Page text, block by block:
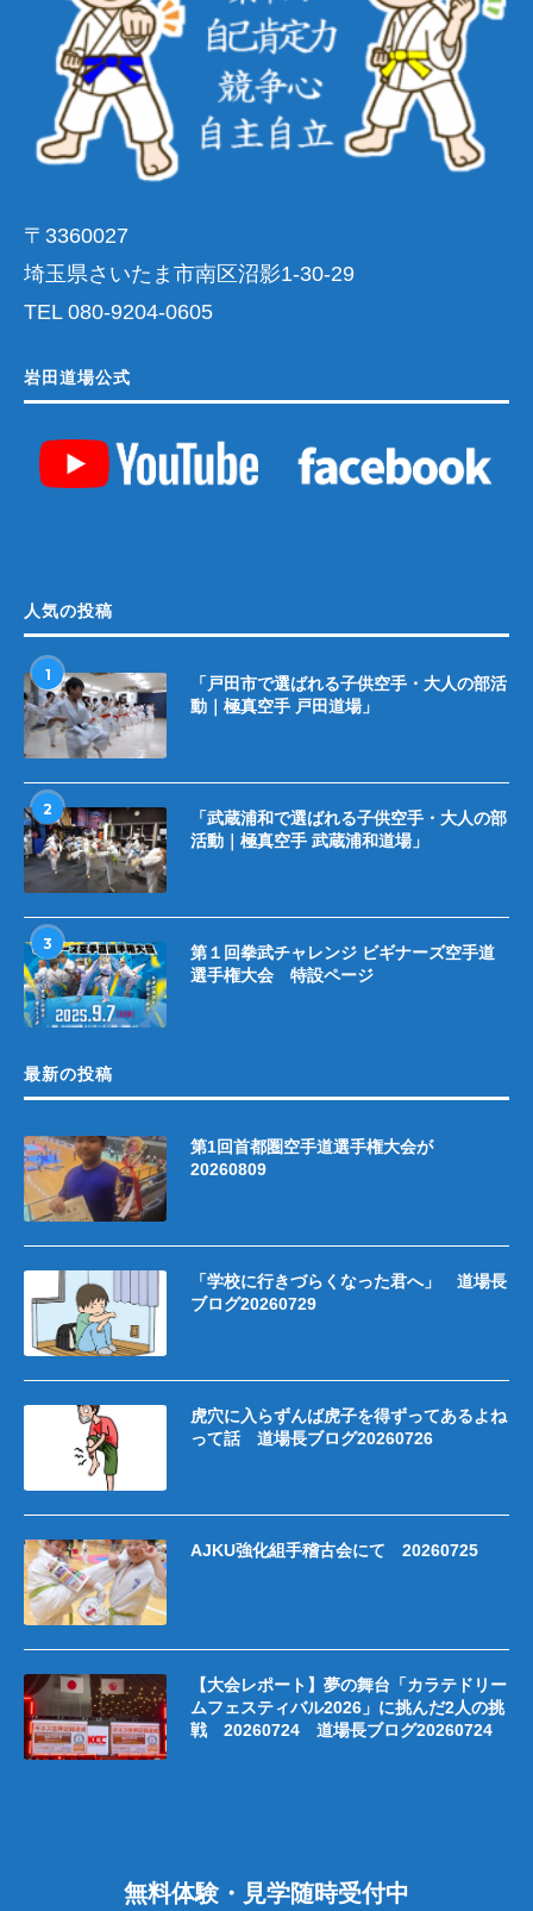
〒3360027
埼玉県さいたま市南区沼影1-30-29
TEL 080-9204-0605
岩田道場公式
人気の投稿
1
「戸田市で選ばれる子供空手・大人の部活
動｜極真空手 戸田道場」
2
「武蔵浦和で選ばれる子供空手・大人の部
活動｜極真空手 武蔵浦和道場」
3
第１回拳武チャレンジ ビギナーズ空手道
選手権大会 特設ページ
最新の投稿
第1回首都圏空手道選手権大会が
20260809
「学校に行きづらくなった君へ」 道場長
ブログ20260729
虎穴に入らずんば虎子を得ずってあるよね
って話 道場長ブログ20260726
AJKU強化組手稽古会にて 20260725
【大会レポート】夢の舞台「カラテドリー
ムフェスティバル2026」に挑んだ2人の挑
戦 20260724 道場長ブログ20260724
無料体験・見学随時受付中